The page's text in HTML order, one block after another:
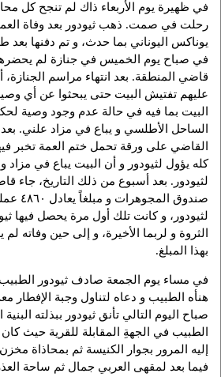
في ظهيرة يوم الأربعاء ذاك لم تنجح كل
رحلت في صمت. ذهب ثيودور بعد وفاة
يوناكس اليوناني بما حدث، و تم دفنها بعد
في صباح يوم الخميس في جنازة لم يحضرها
قاضي المنطقة. بعد انتهاء مراسم الجنازة،
عليهم تفتيش البيت حتى يبحثوا عن أي
البيت بما فيه في حالة عدم وجود وصية
الساحل الأطلسي و يباع في مزاد علني.
القاضي على ورقة تحمل ختم العمة تخبر
كله يؤول لثيودور و أن البيت يباع في
لثيودور. بعد أسبوع من ذلك التاريخ، جاء
صندوق
لثيودور، و كانت تلك أول مرة يحصل فيها
الثروة و لربما الأخيرة، و إلى حين وفاته لم
بهذا المبلغ.
في مساء يوم الجمعة صادف ثيودور
هنأه الطبيب و دعاه لتناول وجبة الإفطار
صباح اليوم التالي تأنق ثيودور ببذلته
الطبيب في الجهةِ المقابلة للقرية حيث
إليه المرور بجوار الكنيسة ثم بمحاذاة
فيما بعد لمقهى العربي جمال ثم ساحة